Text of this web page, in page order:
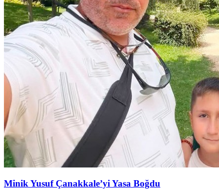
Minik Yusuf Çanakkale’yi Yasa Boğdu